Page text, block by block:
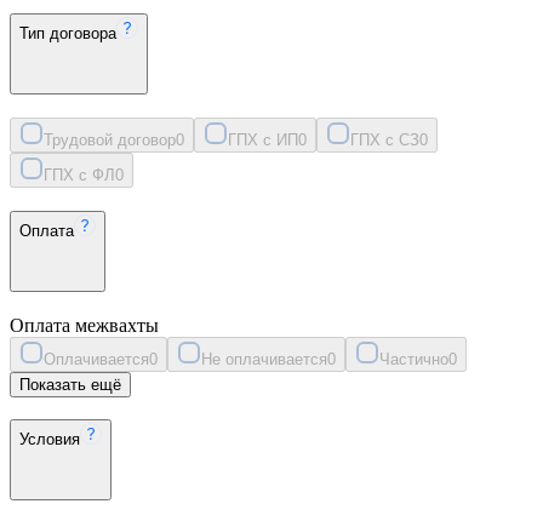
Тип договора
Трудовой договор0 ГПХ с ИП0 ГПХ с СЗ0
ГПХ с ФЛ 0
Оплата
Оплата межвахты
Оплачивается0 Не оплачивается0 Частично0
Показать ещё
Условия